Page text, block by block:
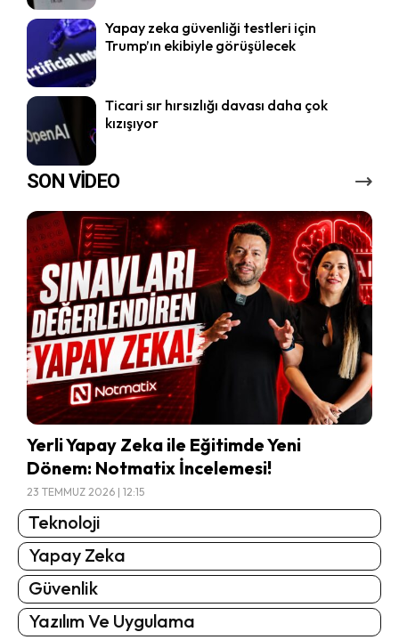
Yapay zeka güvenliği testleri için
Trump’ın ekibiyle görüşülecek
Ticari sır hırsızlığı davası daha çok
kızışıyor
SON VİDEO
Yerli Yapay Zeka ile Eğitimde Yeni
Dönem: Notmatix İncelemesi!
23 TEMMUZ 2026 | 12:15
Teknoloji
Yapay Zeka
Güvenlik
Yazılım Ve Uygulama